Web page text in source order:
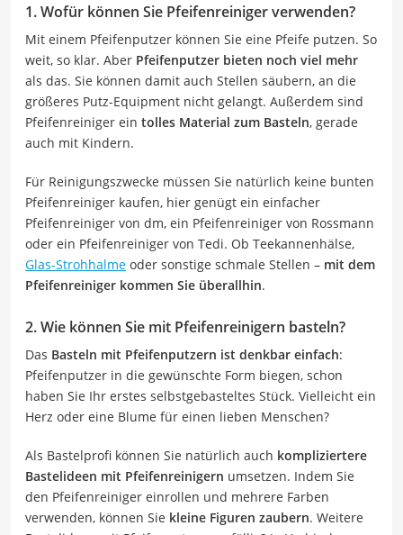
1. Wofür können Sie Pfeifenreiniger verwenden?
Mit einem Pfeifenputzer können Sie eine Pfeife putzen. So
weit, so klar. Aber Pfeifenputzer bieten noch viel mehr
als das. Sie können damit auch Stellen säubern, an die
größeres Putz-Equipment nicht gelangt. Außerdem sind
Pfeifenreiniger ein tolles Material zum Basteln, gerade
auch mit Kindern.
Für Reinigungszwecke müssen Sie natürlich keine bunten
Pfeifenreiniger kaufen, hier genügt ein einfacher
Pfeifenreiniger von dm, ein Pfeifenreiniger von Rossmann
oder ein Pfeifenreiniger von Tedi. Ob Teekannenhälse,
Glas-Strohhalme oder sonstige schmale Stellen – mit dem
Pfeifenreiniger kommen Sie überallhin.
2. Wie können Sie mit Pfeifenreinigern basteln?
Das Basteln mit Pfeifenputzern ist denkbar einfach:
Pfeifenputzer in die gewünschte Form biegen, schon
haben Sie Ihr erstes selbstgebasteltes Stück. Vielleicht ein
Herz oder eine Blume für einen lieben Menschen?
Als Bastelprofi können Sie natürlich auch kompliziertere
Bastelideen mit Pfeifenreinigern umsetzen. Indem Sie
den Pfeifenreiniger einrollen und mehrere Farben
verwenden, können Sie kleine Figuren zaubern. Weitere